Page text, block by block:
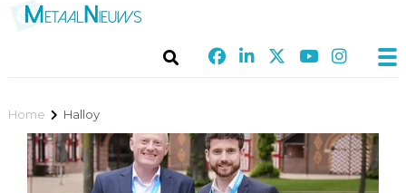
Home Halloy